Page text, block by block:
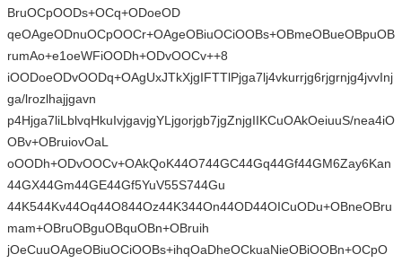
BruOCpOODs+OCq+ODoeOD
qeOAgeODnuOCpOOCr+OAgeOBiuOCiOOBs+OBmeOBueOBpuOB
rumAo+e1oeWFiOODh+ODvOOCv++8
iOODoeODvOODq+OAgUxJTkXjgIFTTlPjga7lj4vkurrjg6rjgrnjg4jvvInj
ga/lrozlhajjgavn
p4Hjga7liLblvqHkuIvjgavjgYLjgorjgb7jgZnjgIIKCuOAkOeiuuS/nea4iO
OBv+OBruiovOaL
oOODh+ODvOOCv+OAkQoK44O744GC44Gq44Gf44GM6Zay6Kan
44GX44Gm44GE44Gf5YuV55S744Gu
44K544Kv44Oq44O844Oz44K344On44OD44OICuODu+OBneOBru
mam+OBruOBguOBquOBn+OBruih
jOeCuuOAgeOBiuOCiOOBs+ihqOaDheOCkuaNieOBiOOBn+OCpO